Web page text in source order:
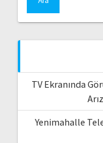
TV Ekranında
Yenimahalle